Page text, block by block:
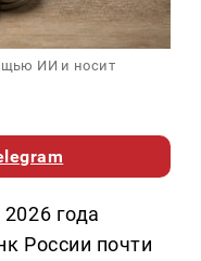
ИИ и носит
года
России почти